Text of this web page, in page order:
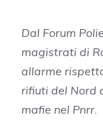
Dal Forum
magistrati di
allarme
rifiuti del Nord
mafie nel Pnrr.